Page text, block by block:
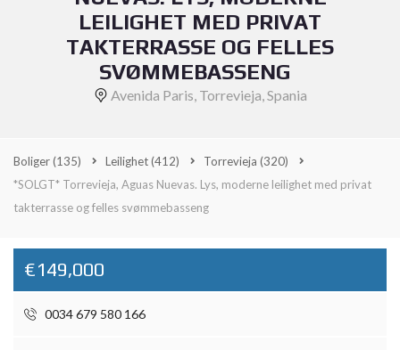
LEILIGHET MED PRIVAT
TAKTERRASSE OG FELLES
SVØMMEBASSENG
Avenida Paris, Torrevieja, Spania
Boliger(135) Leilighet(412) Torrevieja (320)
*SOLGT* Torrevieja, Aguas Nuevas. Lys, moderne leilighet med privat
takterrasse og felles svømmebasseng
€149,000
0034 679 580 166